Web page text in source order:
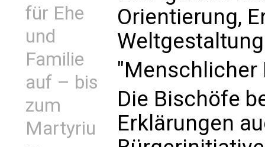
für Ehe
und
Familie
auf – bis
zum
Martyriu
Orientierung,
"Menschlicher
Die Bischöfe
Erklärungen